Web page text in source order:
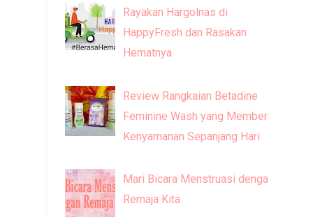
Rayakan Hargolnas di
HappyFresh dan Rasakan
Hematnya
Review Rangkaian Betadine
Feminine Wash yang Memberi
Kenyamanan Sepanjang Hari
Mari Bicara Menstruasi dengan
Remaja Kita